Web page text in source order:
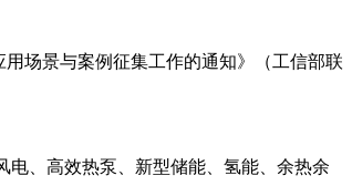
场景与案例征集工作的通知》（工信部联
、高效热泵、新型储能、氢能、余热余